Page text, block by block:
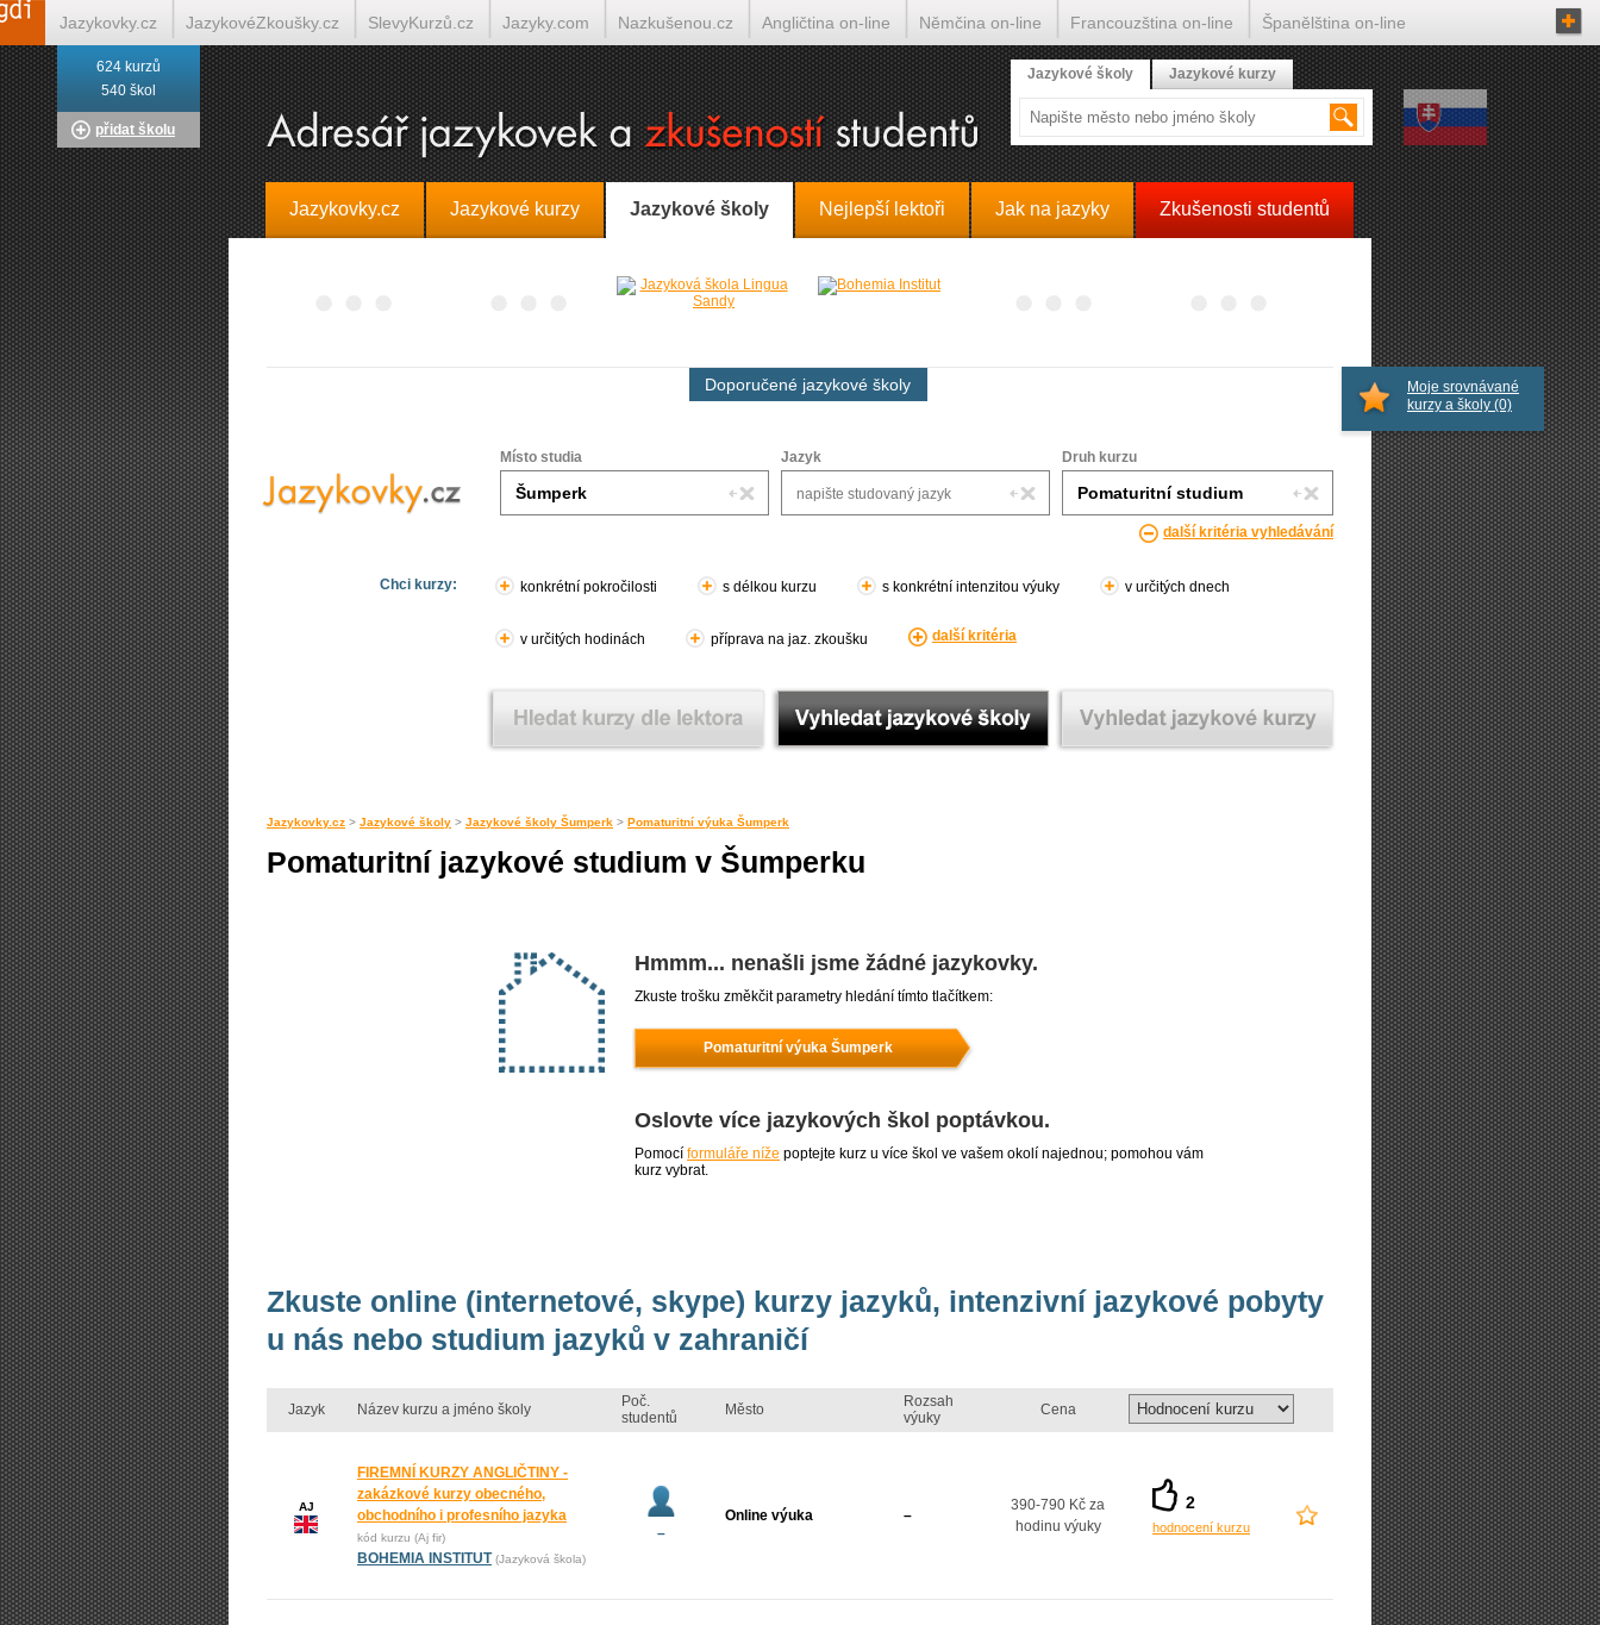
Jazykovky.cz Jazykové kurzy Jazykové školy Nejlepší lektoři Jak na jazyky Zkušenosti studentů
Doporučené jazykové školy
Místo studia Jazyk Druh kurzu
další kritéria vyhledávání
Chci kurzy: konkrétní pokročilosti s délkou kurzu s konkrétní intenzitou výuky v určitých dnech
v určitých hodinách příprava na jaz. zkoušku další kritéria
Jazykovky.cz > Jazykové školy > Jazykové školy Šumperk > Pomaturitní výuka Šumperk
Pomaturitní jazykové studium v Šumperku
Hmmm... nenašli jsme žádné jazykovky.
Zkuste trošku změkčit parametry hledání tímto tlačítkem:
Pomaturitní výuka Šumperk
Oslovte více jazykových škol poptávkou.
Pomocí formuláře níže poptejte kurz u více škol ve vašem okolí najednou; pomohou vám
kurz vybrat.
Zkuste online (internetové, skype) kurzy jazyků, intenzivní jazykové pobyty
u nás nebo studium jazyků v zahraničí
Jazyk Název kurzu a jméno školy
Poč.
studentů
Město
Rozsah
výuky
Cena
AJ
FIREMNÍ KURZY ANGLIČTINY -
zakázkové kurzy obecného,
obchodního i profesního jazyka
kód kurzu (Aj fir)
BOHEMIA INSTITUT (Jazyková škola)
–
Online výuka –
390-790 Kč za
hodinu výuky
2
hodnocení kurzu
Moje srovnávané
kurzy a školy (0)
624 kurzů
540 škol
přidat školu
Jazykové školy Jazykové kurzy
Jazykovky.cz JazykovéZkoušky.cz SlevyKurzů.cz Jazyky.com Nazkušenou.cz Angličtina on-line Němčina on-line Francouzština on-line Španělština on-line
Italština on-line Tlumočení-Překlady.cz Překládá.cz Tlumočí.cz